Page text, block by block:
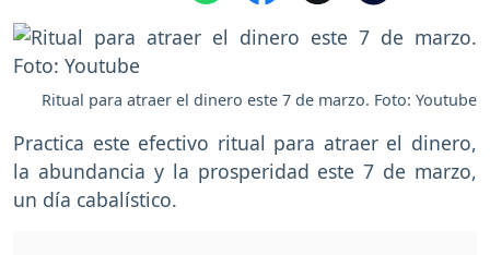
Ritual para atraer el dinero este 7 de marzo. Foto: Youtube
Practica este efectivo ritual para atraer el dinero,
la abundancia y la prosperidad este 7 de marzo,
un día cabalístico.